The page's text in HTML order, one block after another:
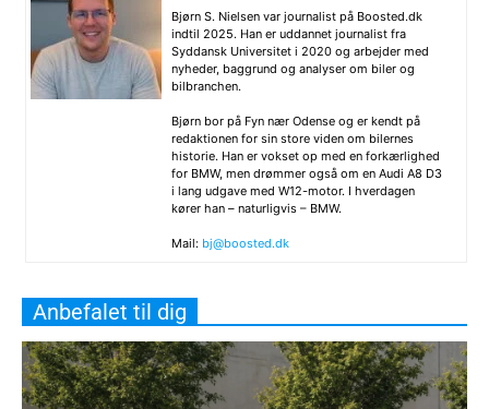
Bjørn S. Nielsen var journalist på Boosted.dk
indtil 2025. Han er uddannet journalist fra
Syddansk Universitet i 2020 og arbejder med
nyheder, baggrund og analyser om biler og
bilbranchen.
Bjørn bor på Fyn nær Odense og er kendt på
redaktionen for sin store viden om bilernes
historie. Han er vokset op med en forkærlighed
for BMW, men drømmer også om en Audi A8 D3
i lang udgave med W12-motor. I hverdagen
kører han – naturligvis – BMW.
Mail: bj@boosted.dk